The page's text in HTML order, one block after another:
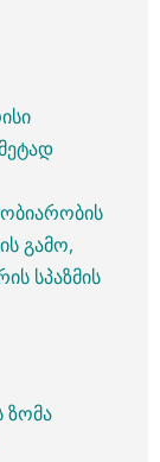
გამო,
სპაზმის